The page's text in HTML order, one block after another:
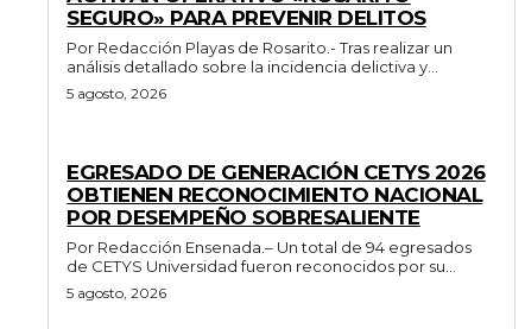
SEGURO» PARA PREVENIR DELITOS
Por Redacción Playas de Rosarito.- Tras realizar un
análisis detallado sobre la incidencia delictiva y...
5 agosto, 2026
EGRESADO DE GENERACIÓN CETYS 2026
OBTIENEN RECONOCIMIENTO NACIONAL
POR DESEMPEÑO SOBRESALIENTE
Por Redacción Ensenada.– Un total de 94 egresados
de CETYS Universidad fueron reconocidos por su...
5 agosto, 2026